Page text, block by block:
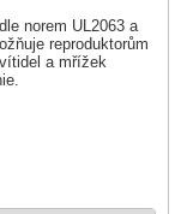
norem UL2063 a
reproduktorům
a mřížek